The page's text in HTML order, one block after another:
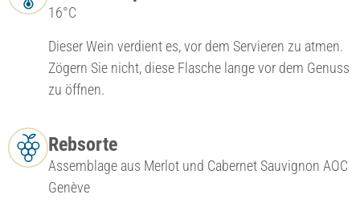
16°C
Dieser Wein verdient es, vor dem Servieren zu atmen.
Zögern Sie nicht, diese Flasche lange vor dem Genuss
zu öffnen.
Rebsorte
Assemblage aus Merlot und Cabernet Sauvignon AOC
Genève